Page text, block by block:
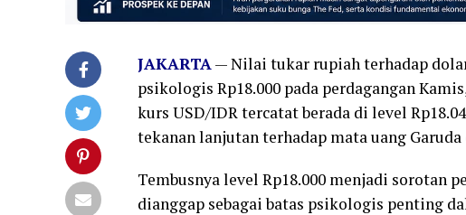
JAKARTA— Nilai tukar rupiah terhadap
psikologis Rp18.000 pada perdagangan
kurs USD/IDR tercatat berada di level
tekanan lanjutan terhadap mata uang
Tembusnya level Rp18.000 menjadi sorotan
dianggap sebagai batas psikologis penting